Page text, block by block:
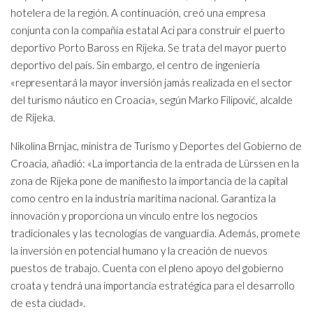
hotelera de la región. A continuación, creó una empresa
conjunta con la compañía estatal Aci para construir el puerto
deportivo Porto Baross en Rijeka. Se trata del mayor puerto
deportivo del país. Sin embargo, el centro de ingeniería
«representará la mayor inversión jamás realizada en el sector
del turismo náutico en Croacia», según Marko Filipović, alcalde
de Rijeka.
Nikolina Brnjac, ministra de Turismo y Deportes del Gobierno de
Croacia, añadió: «La importancia de la entrada de Lürssen en la
zona de Rijeka pone de manifiesto la importancia de la capital
como centro en la industria marítima nacional. Garantiza la
innovación y proporciona un vínculo entre los negocios
tradicionales y las tecnologías de vanguardia. Además, promete
la inversión en potencial humano y la creación de nuevos
puestos de trabajo. Cuenta con el pleno apoyo del gobierno
croata y tendrá una importancia estratégica para el desarrollo
de esta ciudad».